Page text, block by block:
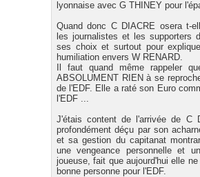
lyonnaise avec G THINEY pour
Quand donc C DIACRE osera t-
les journalistes et les supporters
ses choix et surtout pour
humiliation envers W RENARD.
Il faut quand même rappeler
ABSOLUMENT RIEN à se
de l'EDF. Elle a raté son Euro
l'EDF ...
J'étais content de l'arrivée de C
profondément déçu par son
et sa gestion du capitanat
une vengeance personnelle et
joueuse, fait que aujourd'hui elle
bonne personne pour l'EDF.